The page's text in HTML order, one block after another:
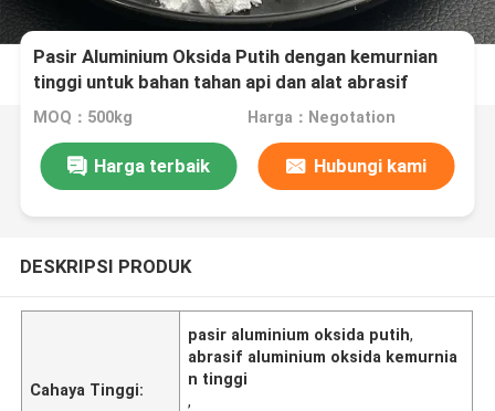
Pasir Aluminium Oksida Putih dengan kemurnian
tinggi untuk bahan tahan api dan alat abrasif
canggih memastikan daya tahan tahan lama
MOQ：500kg Harga：Negotation
Harga terbaik Hubungi kami
DESKRIPSI PRODUK
Cahaya Tinggi:
pasir aluminium oksida putih,
abrasif aluminium oksida kemurnia
n tinggi
,